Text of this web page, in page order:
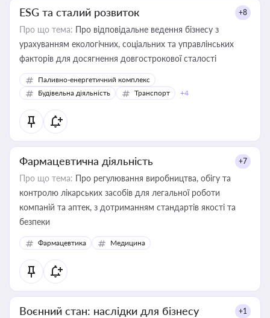
ESG та сталий розвиток +8
Про що тема: Про відповідальне ведення бізнесу з
урахуванням екологічних, соціальних та управлінських
факторів для досягнення довгострокової сталості
Паливно-енергетичний комплекс
Будівельна діяльність
Транспорт +4
Фармацевтична діяльність +7
Про що тема: Про регулювання виробництва, обігу та
контролю лікарських засобів для легальної роботи
компаній та аптек, з дотриманням стандартів якості та
безпеки
Фармацевтика Медицина
Воєнний стан: наслідки для бізнесу +1